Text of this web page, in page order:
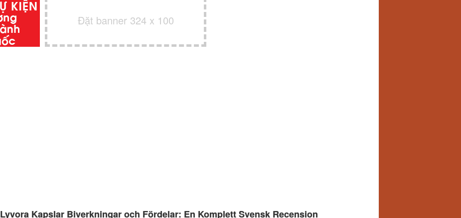
Đặt banner 324 x 100
Lyvora Kapslar Biverkningar och Fördelar: En Komplett Svensk Recension